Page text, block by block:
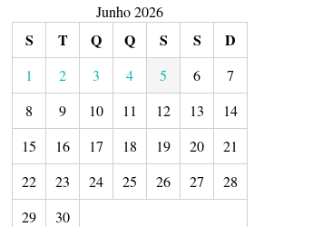
Junho 2026
S T Q Q S S D
1 2 3 4 5 6
7
8
9 10 11 12 13
14
15
16 17 18 19 20
21
22
23 24 25 26 27
28
29
30